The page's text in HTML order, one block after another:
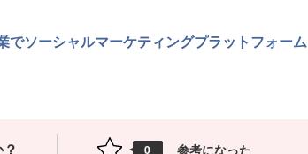
ソーシャルマーケティングプラットフォーム
0 参考になった